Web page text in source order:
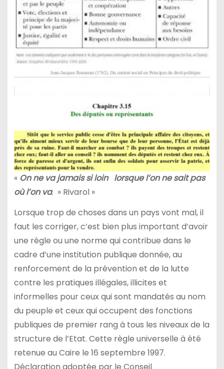
« On ne va jamais si loin lorsque l’on ne sait pas
où l’on va. » Rivarol »
Lorsque trop de choses dans un pays vont mal, il
faut les corriger, c’est bien plus important d’avoir
une règle ou une norme qui contribue dans le
cadre d’une institution publique donnée, au
renforcement de la prévention et de la lutte
contre les pratiques illégales, illicites et
informelles pour ceux qui sont mandatés au nom
du peuple et ceux qui occupent des fonctions
publiques de premier rang à tous les niveaux de la
structure de l’Etat. Cette règle universelle à été
retenue au Caire le 16 septembre 1997.
Déclaration adoptée par le Conseil